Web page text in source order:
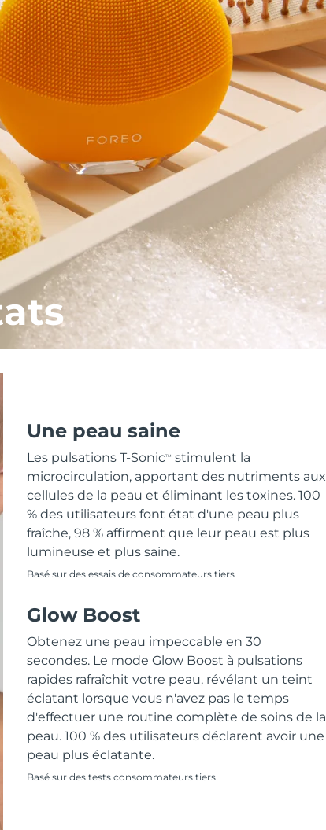
Une peau saine
Les pulsations T-SonicTM
stimulent la
microcirculation, apportant des nutriments aux
cellules de la peau et éliminant les toxines. 100
% des utilisateurs font état d'une peau plus
fraîche, 98 % affirment que leur peau est plus
lumineuse et plus saine.
Basé sur des essais de consommateurs tiers
Glow Boost
Obtenez une peau impeccable en 30
secondes. Le mode Glow Boost à pulsations
rapides rafraîchit votre peau, révélant un teint
éclatant lorsque vous n'avez pas le temps
d'effectuer une routine complète de soins de la
peau. 100 % des utilisateurs déclarent avoir une
peau plus éclatante.
Basé sur des tests consommateurs tiers